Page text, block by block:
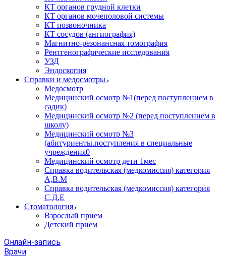
КТ органов грудной клетки
КТ органов мочеполовой системы
КТ позвоночника
КТ сосудов (ангиография)
Магнитно-резонансная томография
Рентгенографические исследования
УЗД
Эндоскопия
Справки и медосмотры
Медосмотр
Медицинский осмотр №1(перед поступлением в
садик)
Медицинский осмотр №2 (перед поступлением в
школу)
Медицинский осмотр №3
(абитуриенты.поступления в специальные
учреждения0
Медицинский осмотр дети 1мес
Справка водительская (медкомиссия) категория
А,В.М
Справка водительская (медкомиссия) категория
С,Д,Е
Стоматология
Взрослый прием
Детский прием
Онлайн-запись
Врачи